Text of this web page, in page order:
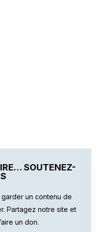
SOUTENEZ-
un contenu de
Partagez notre site et
un don.